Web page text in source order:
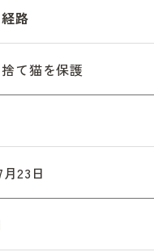
路
て猫を保護
23日